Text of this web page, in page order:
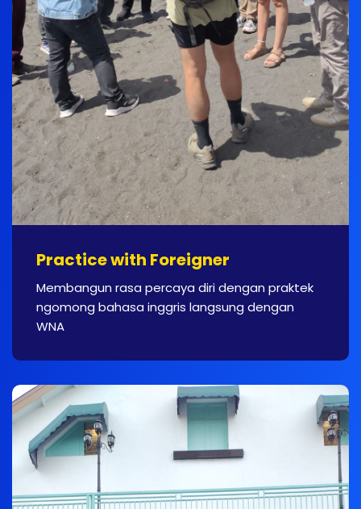
Practice with Foreigner
Membangun rasa percaya diri dengan praktek
ngomong bahasa inggris langsung dengan
WNA